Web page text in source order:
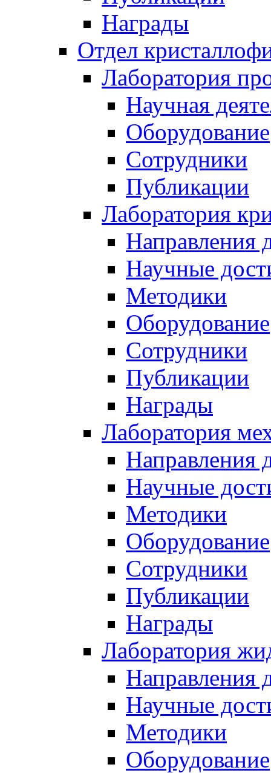
Награды
Отдел
Лаборатория
Научная
Оборудование
Сотрудники
Публикации
Лаборатория
Направления
Научные
Методики
Оборудование
Сотрудники
Публикации
Награды
Лаборатория
Направления
Научные
Методики
Оборудование
Сотрудники
Публикации
Награды
Лаборатория
Направления
Научные
Методики
Оборудование